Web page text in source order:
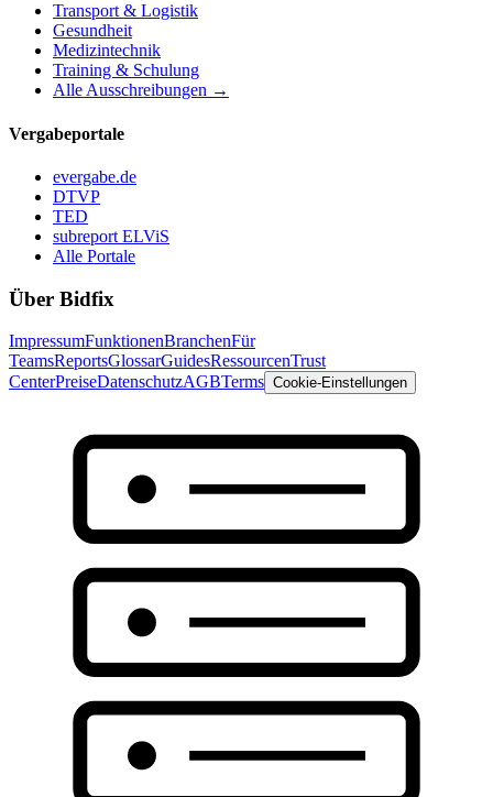
Transport & Logistik
Gesundheit
Medizintechnik
Training & Schulung
Alle Ausschreibungen →
Vergabeportale
evergabe.de
DTVP
TED
subreport ELViS
Alle Portale
Über Bidfix
ImpressumFunktionenBranchenFür
TeamsReportsGlossarGuidesRessourcenTrust
CenterPreiseDatenschutzAGBTerms Cookie-Einstellungen